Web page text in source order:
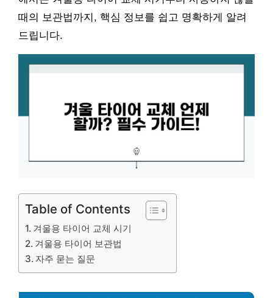
때의 보관법까지, 핵심 정보를 쉽고 명확하게 알려
드립니다.
Table of Contents
겨울용 타이어 교체 시기
겨울용 타이어 보관법
자주 묻는 질문